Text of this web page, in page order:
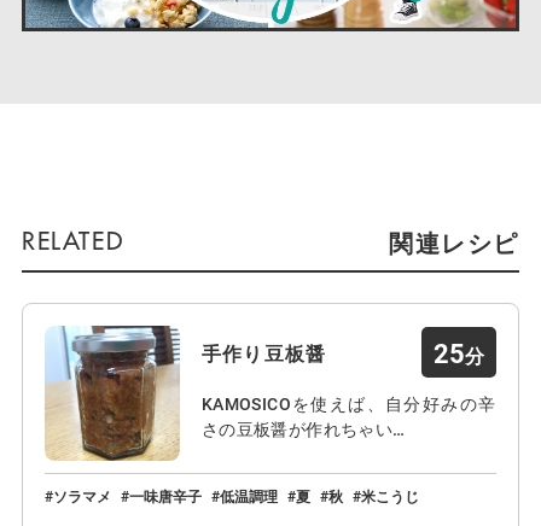
関連レシピ
手作り豆板醤 25
KAMOSICOを使えば、自分好みの辛
さの豆板醤が作れちゃい…
ソラマメ 一味唐辛子 低温調理 夏 秋 米こうじ